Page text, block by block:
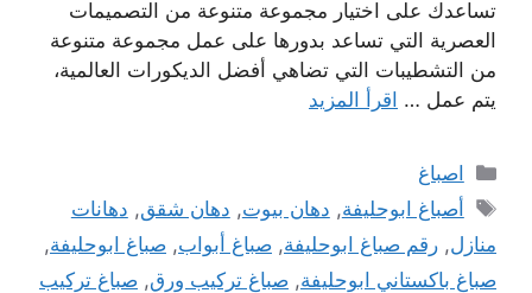
تساعدك على اختيار مجموعة متنوعة من التصميمات
العصرية التي تساعد بدورها على عمل مجموعة متنوعة
من التشطيبات التي تضاهي أفضل الديكورات العالمية،
يتم عمل … اقرأ المزيد
التصنيفات
اصباغ
الوسوم
أصباغ ابوحليفة, دهان بيوت, دهان شقق, دهانات
منازل, رقم صباغ ابوحليفة, صباغ أبواب, صباغ ابوحليفة,
صباغ باكستاني ابوحليفة, صباغ تركيب ورق, صباغ تركيب